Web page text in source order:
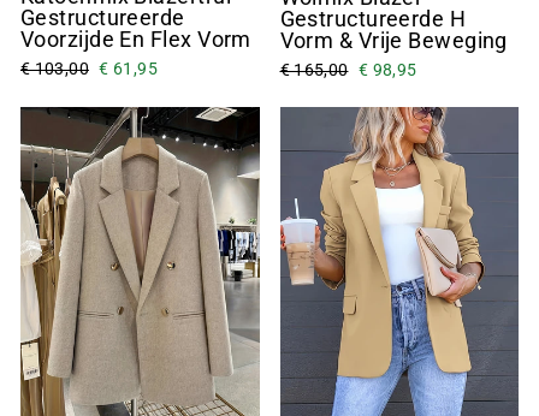
Gestructureerde
Voorzijde En Flex Vorm
€ 103,00 € 61,95
Gestructureerde H
Vorm & Vrije Beweging
€ 165,00 € 98,95